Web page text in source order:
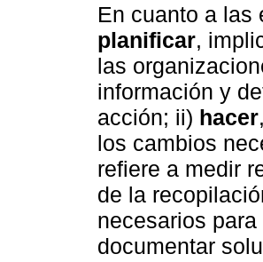
En cuanto a las
planificar,
las
información y
acción; ii) hacer
los cambios
refiere a medir
de la
necesarios
documentar